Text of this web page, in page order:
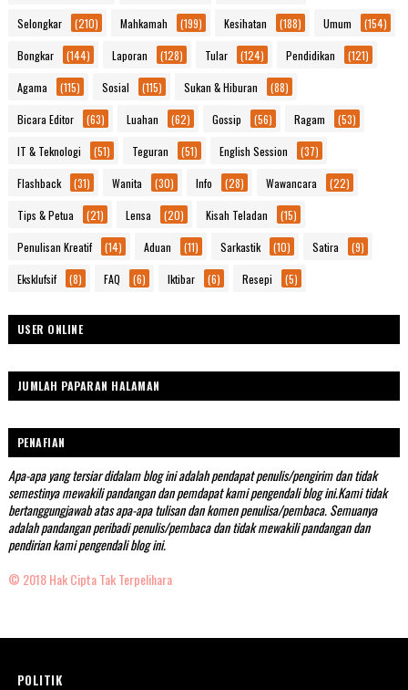
Selongkar (210) Mahkamah (199) Kesihatan (188) Umum (154)
Bongkar (144) Laporan (128) Tular (124) Pendidikan (121)
Agama (115) Sosial (115) Sukan & Hiburan (88)
Bicara Editor (63) Luahan (62) Gossip (56) Ragam (53)
IT & Teknologi (51) Teguran (51) English Session (37)
Flashback (31) Wanita (30) Info (28) Wawancara (22)
Tips & Petua (21) Lensa (20) Kisah Teladan (15)
Penulisan Kreatif (14) Aduan (11) Sarkastik (10) Satira (9)
Eksklufsif (8) FAQ (6) Iktibar (6) Resepi (5)
USER ONLINE
JUMLAH PAPARAN HALAMAN
PENAFIAN
Apa-apa yang tersiar didalam blog ini adalah pendapat penulis/pengirim dan tidak
semestinya mewakili pandangan dan pemdapat kami pengendali blog ini.Kami tidak
bertanggungjawab atas apa-apa tulisan dan komen penulisa/pembaca. Semuanya
adalah pandangan peribadi penulis/pembaca dan tidak mewakili pandangan dan
pendirian kami pengendali blog ini.
© 2018 Hak Cipta Tak Terpelihara
POLITIK